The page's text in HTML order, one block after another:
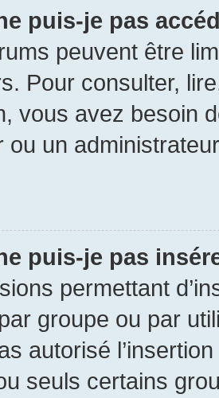
puis-je pas
peuvent être
Pour consulter,
vous avez besoin
ou un
puis-je pas
permettant
groupe ou par
autorisé
seuls certains